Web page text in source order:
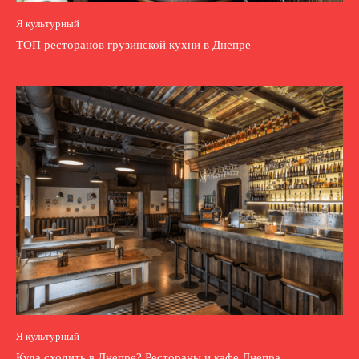
Я культурный
ТОП ресторанов грузинской кухни в Днепре
Я культурный